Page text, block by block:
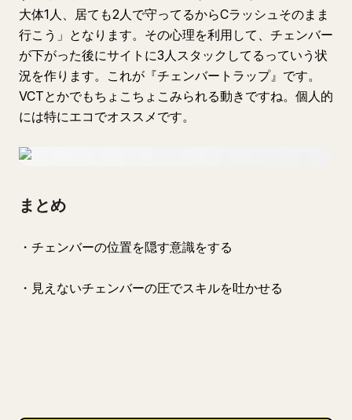
大体1人、居ても2人で守ってるからCラッシュそのまま
行こう」となります。その心理を利用して、チェンバー
が下がった後にサイトに3人スタックしてるっていう状
況を作ります。これが『チェンバートラップ』です。
VCTとかでもちょこちょこみられる動きですね。個人的
には特にエコでオススメです。
まとめ
・チェンバーの位置を隠す意識をする
・見えないチェンバーの圧でスキルを吐かせる